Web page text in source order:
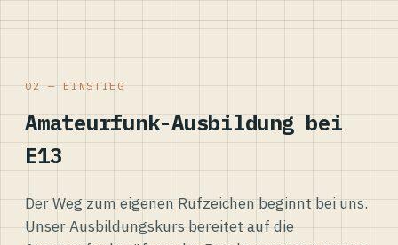
02 — EINSTIEG
Amateurfunk-Ausbildung bei
E13
Der Weg zum eigenen Rufzeichen beginnt bei uns.
Unser Ausbildungskurs bereitet auf die